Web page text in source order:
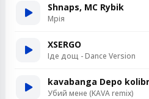
Shnaps, MC Rybik
Мрія
XSERGO
Іде дощ - Dance Version
kavabanga Depo
Убий мене (KAVA remix)